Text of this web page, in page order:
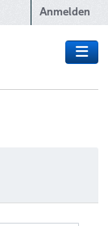
Anmelden